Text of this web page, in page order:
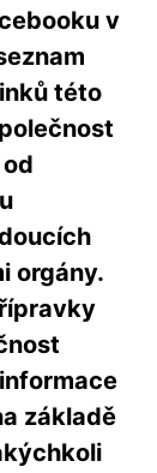
v
této
orgány.
základě